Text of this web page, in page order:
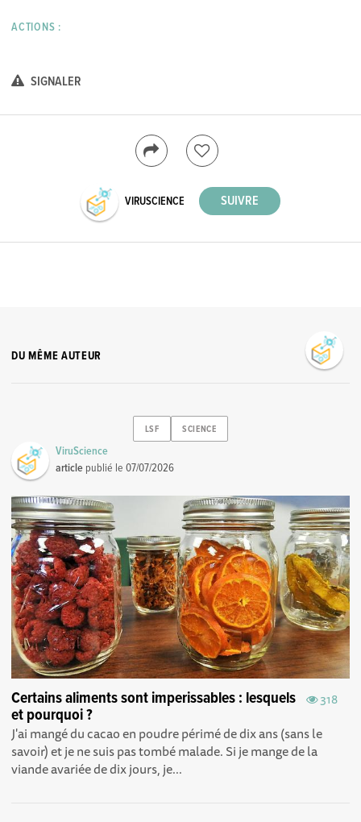
ACTIONS :
SIGNALER
VIRUSCIENCE
DU MÊME AUTEUR
LSF SCIENCE
ViruScience
article publié le07/07/2026
318
Certains aliments sont imperissables : lesquels
et pourquoi ?
J'ai mangé du cacao en poudre périmé de dix ans (sans le
savoir) et je ne suis pas tombé malade. Si je mange de la
viande avariée de dix jours, je...